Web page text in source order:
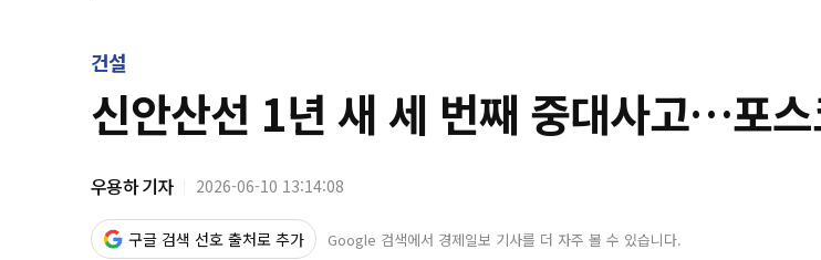
건설
신안산선 1년 새 세 번째 중대사고…포
우용하 기자 2026-06-10 13:14:08
구글 검색 선호 출처로 추가 Google 검색에서 경제일보 기사를 더 자주 볼 수 있습니다.